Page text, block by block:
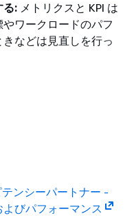
る: メトリクスと KPI は
ワークロードのパフ
などは見直しを行っ
ンシーパートナー -
びパフォーマンス